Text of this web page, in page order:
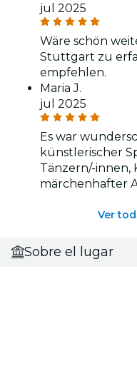
jul 2025
Wäre schön
Stuttgart zu
empfehlen.
Maria J.
jul 2025
Es war
künstlerischer
Tänzern/-innen,
märchenhafter
Ver
Sobre el lugar